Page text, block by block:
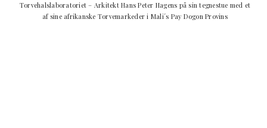
Torvehalslaboratoriet – Arkitekt Hans Peter Hagens på sin tegnestue med et
af sine afrikanske Torvemarkeder i Mali´s Pay Dogon Provins